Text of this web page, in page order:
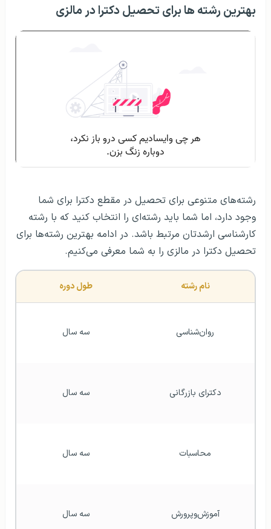
بهترین رشته ها برای تحصیل دکترا در مالزی
رشته‌های متنوعی برای تحصیل در مقطع دکترا برای شما
وجود دارد، اما شما باید رشته‌ای را انتخاب کنید که با رشته
کارشناسی ارشدتان مرتبط باشد. در ادامه بهترین رشته‌ها برای
تحصیل دکترا در مالزی را به شما معرفی می‌کنیم.
نام رشته طول دوره
روان‌شناسی سه سال
دکترای بازرگانی سه سال
محاسبات سه سال
آموزش‌وپرورش سه سال